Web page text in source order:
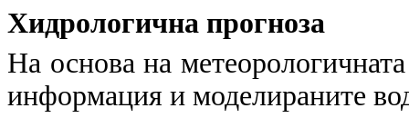
Хидрологична прогноза
На основа на
информация и моделираните